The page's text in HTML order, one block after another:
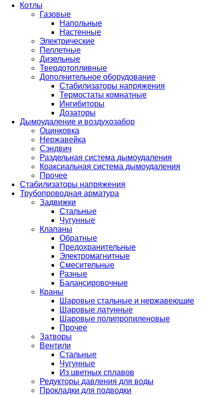
Котлы
Газовые
Напольные
Настенные
Электрические
Пеллетные
Дизельные
Твердотопливные
Дополнительное оборудование
Стабилизаторы напряжения
Термостаты комнатные
Ингибиторы
Дозаторы
Дымоудаление и воздухозабор
Оцинковка
Нержавейка
Сэндвич
Раздельная система дымоудаления
Коаксиальная система дымоудаления
Прочее
Стабилизаторы напряжения
Трубопроводная арматура
Задвижки
Стальные
Чугунные
Клапаны
Обратные
Предохранительные
Электромагнитные
Смесительные
Разные
Балансировочные
Краны
Шаровые стальные и нержавеющие
Шаровые латунные
Шаровые полипропиленовые
Прочее
Затворы
Вентили
Стальные
Чугунные
Из цветных сплавов
Редукторы давления для воды
Прокладки для подводки